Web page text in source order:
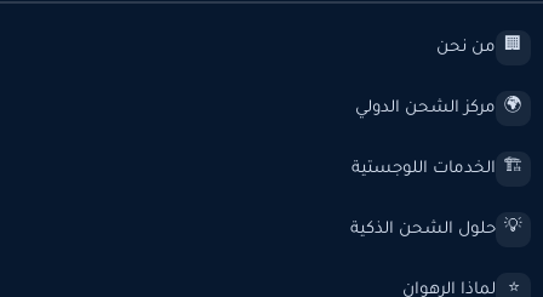
🏢 من نحن
🌍 مركز الشحن الدولي
🏗️ الخدمات اللوجستية
💡 حلول الشحن الذكية
⭐ لماذا الرهوان